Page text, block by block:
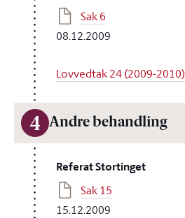
Sak 6
08.12.2009
Lovvedtak 24 (2009-2010)
4 Andre behandling
Referat Stortinget
Sak 15
15.12.2009